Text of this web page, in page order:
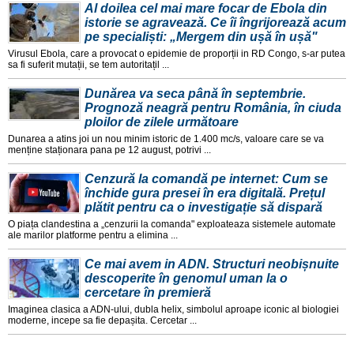
Al doilea cel mai mare focar de Ebola din
istorie se agravează. Ce îi îngrijorează acum
pe specialiști: „Mergem din ușă în ușă"
Virusul Ebola, care a provocat o epidemie de proporții in RD Congo, s-ar putea
sa fi suferit mutații, se tem autoritațil ...
Dunărea va seca până în septembrie.
Prognoză neagră pentru România, în ciuda
ploilor de zilele următoare
Dunarea a atins joi un nou minim istoric de 1.400 mc/s, valoare care se va
menține staționara pana pe 12 august, potrivi ...
Cenzură la comandă pe internet: Cum se
închide gura presei în era digitală. Prețul
plătit pentru ca o investigație să dispară
O piața clandestina a „cenzurii la comanda" exploateaza sistemele automate
ale marilor platforme pentru a elimina ...
Ce mai avem in ADN. Structuri neobișnuite
descoperite în genomul uman la o
cercetare în premieră
Imaginea clasica a ADN-ului, dubla helix, simbolul aproape iconic al biologiei
moderne, incepe sa fie depașita. Cercetar ...